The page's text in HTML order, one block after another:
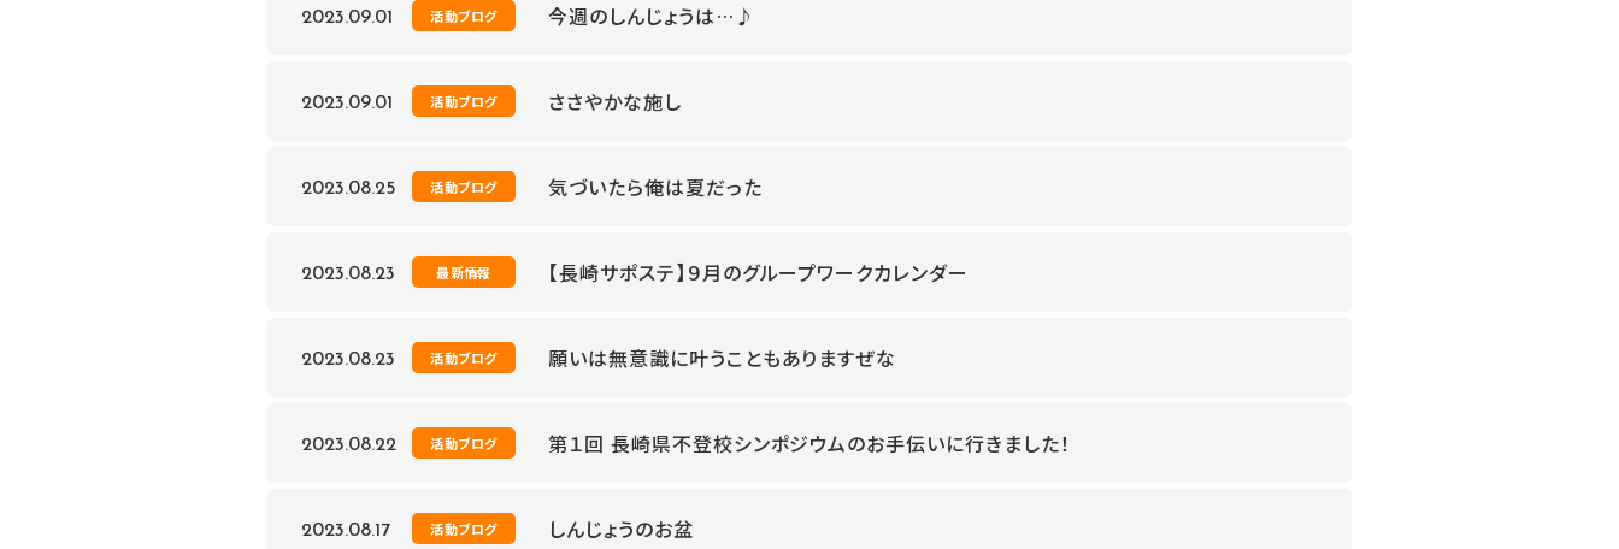
2023.09.01 活動ブログ 今週のしんじょうは…♪
2023.09.01 活動ブログ ささやかな施し
2023.08.25 活動ブログ 気づいたら俺は夏だった
2023.08.23 最新情報 【長崎サポステ】９月のグループワークカレンダー
2023.08.23 活動ブログ 願いは無意識に叶うこともありますぜな
2023.08.22 活動ブログ 第１回 長崎県不登校シンポジウムのお手伝いに行きました！
2023.08.17 活動ブログ しんじょうのお盆